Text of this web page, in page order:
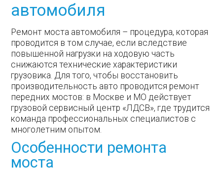
автомобиля
Ремонт моста автомобиля – процедура, которая
проводится в том случае, если вследствие
повышенной нагрузки на ходовую часть
снижаются технические характеристики
грузовика. Для того, чтобы восстановить
производительность авто проводится ремонт
передних мостов: в Москве и МО действует
грузовой сервисный центр «ЛДСВ», где трудится
команда профессиональных специалистов с
многолетним опытом.
Особенности ремонта
моста